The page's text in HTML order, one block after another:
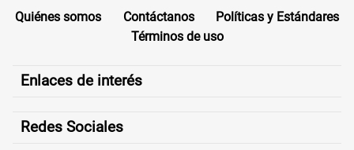
Quiénes somos Contáctanos
Políticas y Estándares
Términos de uso
Enlaces de interés
Redes Sociales